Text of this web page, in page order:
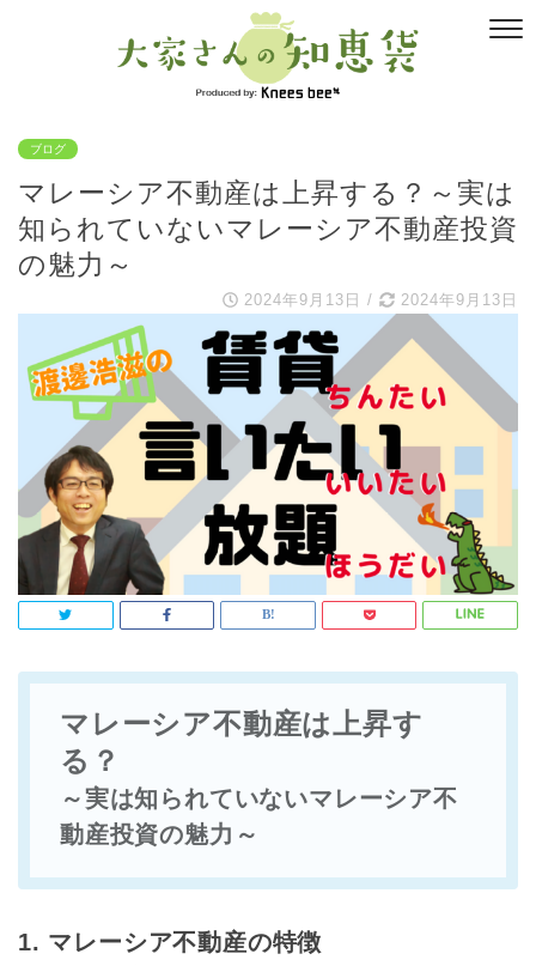
ブログ
マレーシア不動産は上昇する？～実は
知られていないマレーシア不動産投資
の魅力～
2024年9月13日 / 2024年9月13日
マレーシア不動産は上昇す
る？
～実は知られていないマレーシア不
動産投資の魅力～
1. マレーシア不動産の特徴